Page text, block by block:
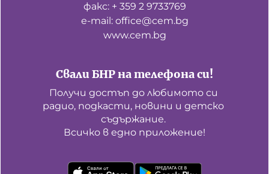
Свали БНР на телефона си!
Получи достъп до любимото си
радио, подкасти, новини и детско
съдържание.
Всичко в едно приложение!
факс: + 359 2 9733769
е-mail: office@cem.bg
www.cem.bg